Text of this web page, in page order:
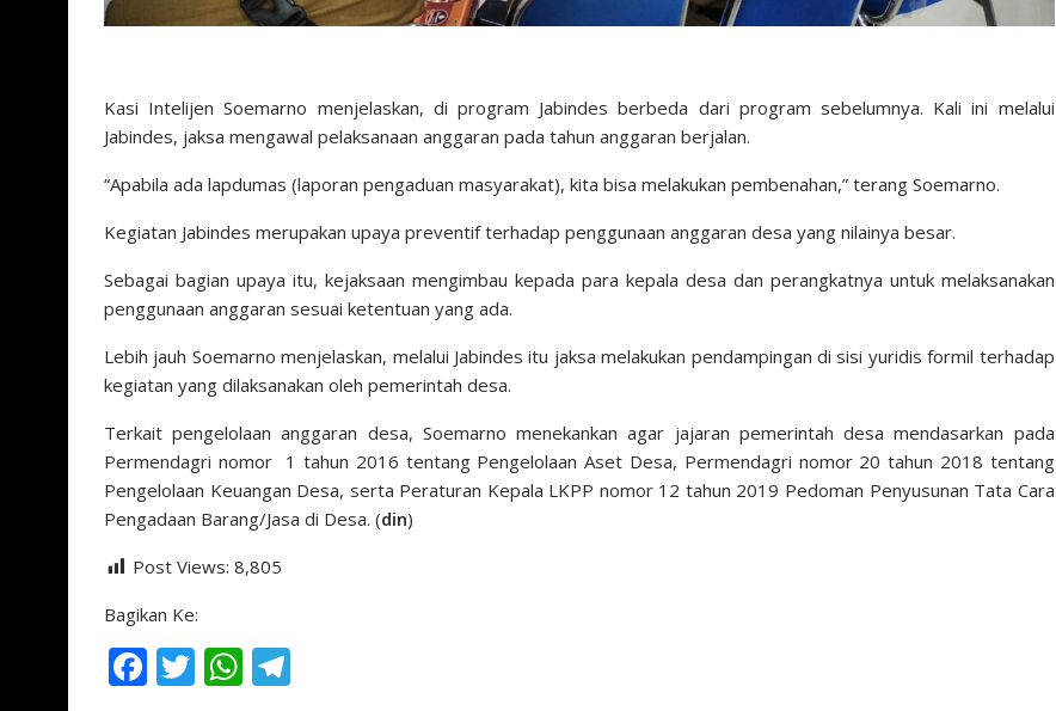
Kasi Intelijen Soemarno menjelaskan, di program Jabindes berbeda dari program sebelumnya. Kali ini melalui
Jabindes, jaksa mengawal pelaksanaan anggaran pada tahun anggaran berjalan.
“Apabila ada lapdumas (laporan pengaduan masyarakat), kita bisa melakukan pembenahan,” terang Soemarno.
Kegiatan Jabindes merupakan upaya preventif terhadap penggunaan anggaran desa yang nilainya besar.
Sebagai bagian upaya itu, kejaksaan mengimbau kepada para kepala desa dan perangkatnya untuk melaksanakan
penggunaan anggaran sesuai ketentuan yang ada.
Lebih jauh Soemarno menjelaskan, melalui Jabindes itu jaksa melakukan pendampingan di sisi yuridis formil terhadap
kegiatan yang dilaksanakan oleh pemerintah desa.
Terkait pengelolaan anggaran desa, Soemarno menekankan agar jajaran pemerintah desa mendasarkan pada
Permendagri nomor 1 tahun 2016 tentang Pengelolaan Aset Desa, Permendagri nomor 20 tahun 2018 tentang
Pengelolaan Keuangan Desa, serta Peraturan Kepala LKPP nomor 12 tahun 2019 Pedoman Penyusunan Tata Cara
Pengadaan Barang/Jasa di Desa. (din)
Post Views: 8,805
Bagikan Ke:
F T W